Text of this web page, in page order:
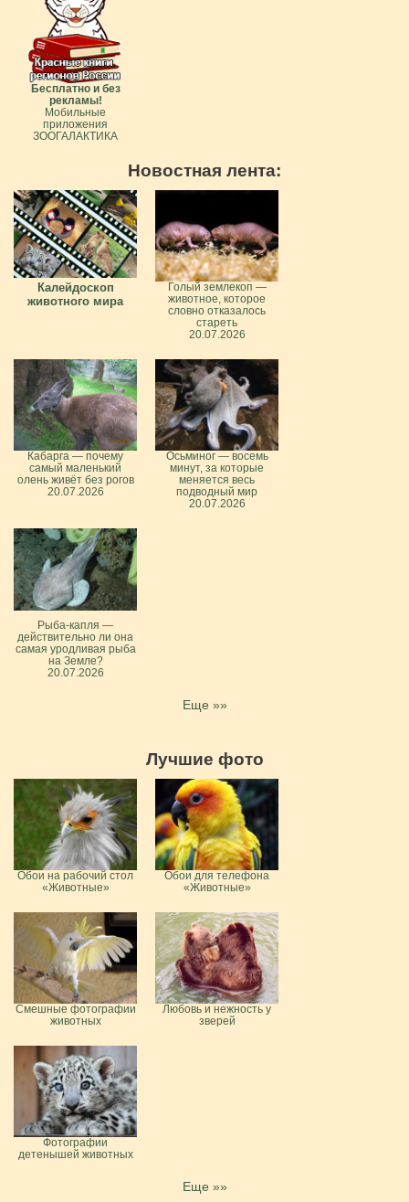
Бесплатно и без
рекламы!
Мобильные
приложения
ЗООГАЛАКТИКА
Новостная лента:
Калейдоскоп
животного мира
Голый землекоп —
животное, которое
словно отказалось
стареть
20.07.2026
Кабарга — почему
самый маленький
олень живёт без рогов
20.07.2026
Осьминог — восемь
минут, за которые
меняется весь
подводный мир
20.07.2026
Рыба-капля —
действительно ли она
самая уродливая рыба
на Земле?
20.07.2026
Еще »»
Лучшие фото
Обои на рабочий стол
«Животные»
Обои для телефона
«Животные»
Смешные фотографии
животных
Любовь и нежность у
зверей
Фотографии
детенышей животных
Еще »»